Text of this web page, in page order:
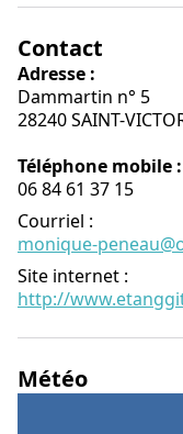
Contact
Adresse :
Dammartin n° 5
28240 SAINT-
Téléphone mobile :
06 84 61 37 15
Courriel :
monique-
Site internet :
http://
Météo